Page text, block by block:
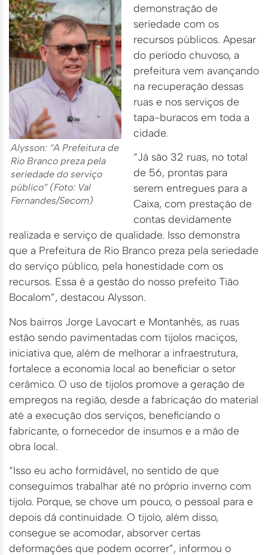
Alysson: “A Prefeitura de
Rio Branco preza pela
seriedade do serviço
público” (Foto: Val
Fernandes/Secom)
demonstração de
seriedade com os
recursos públicos. Apesar
do período chuvoso, a
prefeitura vem avançando
na recuperação dessas
ruas e nos serviços de
tapa-buracos em toda a
cidade.
“Já são 32 ruas, no total
de 56, prontas para
serem entregues para a
Caixa, com prestação de
contas devidamente
realizada e serviço de qualidade. Isso demonstra
que a Prefeitura de Rio Branco preza pela seriedade
do serviço público, pela honestidade com os
recursos. Essa é a gestão do nosso prefeito Tião
Bocalom”, destacou Alysson.
Nos bairros Jorge Lavocart e Montanhês, as ruas
estão sendo pavimentadas com tijolos maciços,
iniciativa que, além de melhorar a infraestrutura,
fortalece a economia local ao beneficiar o setor
cerâmico. O uso de tijolos promove a geração de
empregos na região, desde a fabricação do material
até a execução dos serviços, beneficiando o
fabricante, o fornecedor de insumos e a mão de
obra local.
“Isso eu acho formidável, no sentido de que
conseguimos trabalhar até no próprio inverno com
tijolo. Porque, se chove um pouco, o pessoal para e
depois dá continuidade. O tijolo, além disso,
consegue se acomodar, absorver certas
deformações que podem ocorrer”, informou o